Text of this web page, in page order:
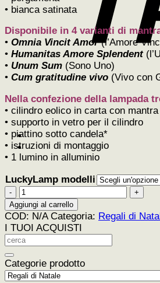
• bianca satinata
Disponibile in 4 varianti di
• Omnia Vincit Amor(l’Amore
• Humanitas Amore Splendent
• Unum Sum (Sono Uno)
• Cum gratitudine vivo (Vivo con
Nella confezione della lampada
• cilindro eolico in carta con mantra
• supporto in vetro per il cilindro
• piattino sotto candela*
• istruzioni di montaggio
• 1 lumino in alluminio
LuckyLamp modelli
Lucky
Lamp
-
Lampada
a
candela
diffondi
armonia
Aggiungi al carrello
COD: N/A Categoria: Regali di
I TUOI ACQUISTI
Categorie prodotto